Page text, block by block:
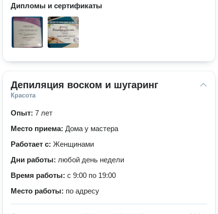
Дипломы и сертификаты
Депиляция воском и шугаринг
Красота
Опыт: 7 лет
Место приема: Дома у мастера
Работает с: Женщинами
Дни работы: любой день недели
Время работы: с 9:00 по 19:00
Место работы: по адресу